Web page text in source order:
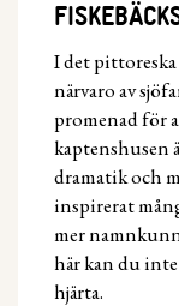
I det
närvaro av
promenad för
kaptenshusen
dramatik och
inspirerat
mer
här kan du
hjärta.